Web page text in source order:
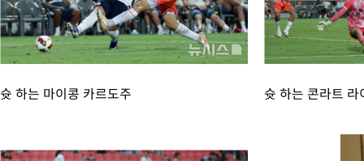
례 큰 폭발음
-4997초 전 >[속보]美, 폴리실리콘 수입 규제…파생제품 15% 관세, 120일
효
-3148초 전 >[속보]트럼프, 美 원정출산 금지 행정명령 서명
-848초 전 > [속보] 뉴욕증시, 일제 하락 마감…나스닥 0.06%↓
-24886초 전 >[속보] 7월 중국 수출 23.9%↑ 수입 27.5%↑…무역총액
-21912초 전 >[속보]종합특검, '관저이전 봐주기 감사' 유병호 구속기소
슛 하는 마이콩 카르도주 슛 하는 콘라트 라